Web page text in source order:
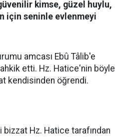
kimse, güzel huylu,
için seninle evlenmeyi
amcası Ebû Tâlib'e
etti. Hz. Hatice'nin böyle
kendisinden öğrendi.
Hz. Hatice tarafından